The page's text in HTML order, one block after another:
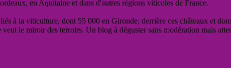
en Aquitaine et dans d'autres régions viticoles de France.
à la viticulture, dont 55 000 en Gironde; derrière ces châteaux et
le miroir des terroirs. Un blog à déguster sans modération mais